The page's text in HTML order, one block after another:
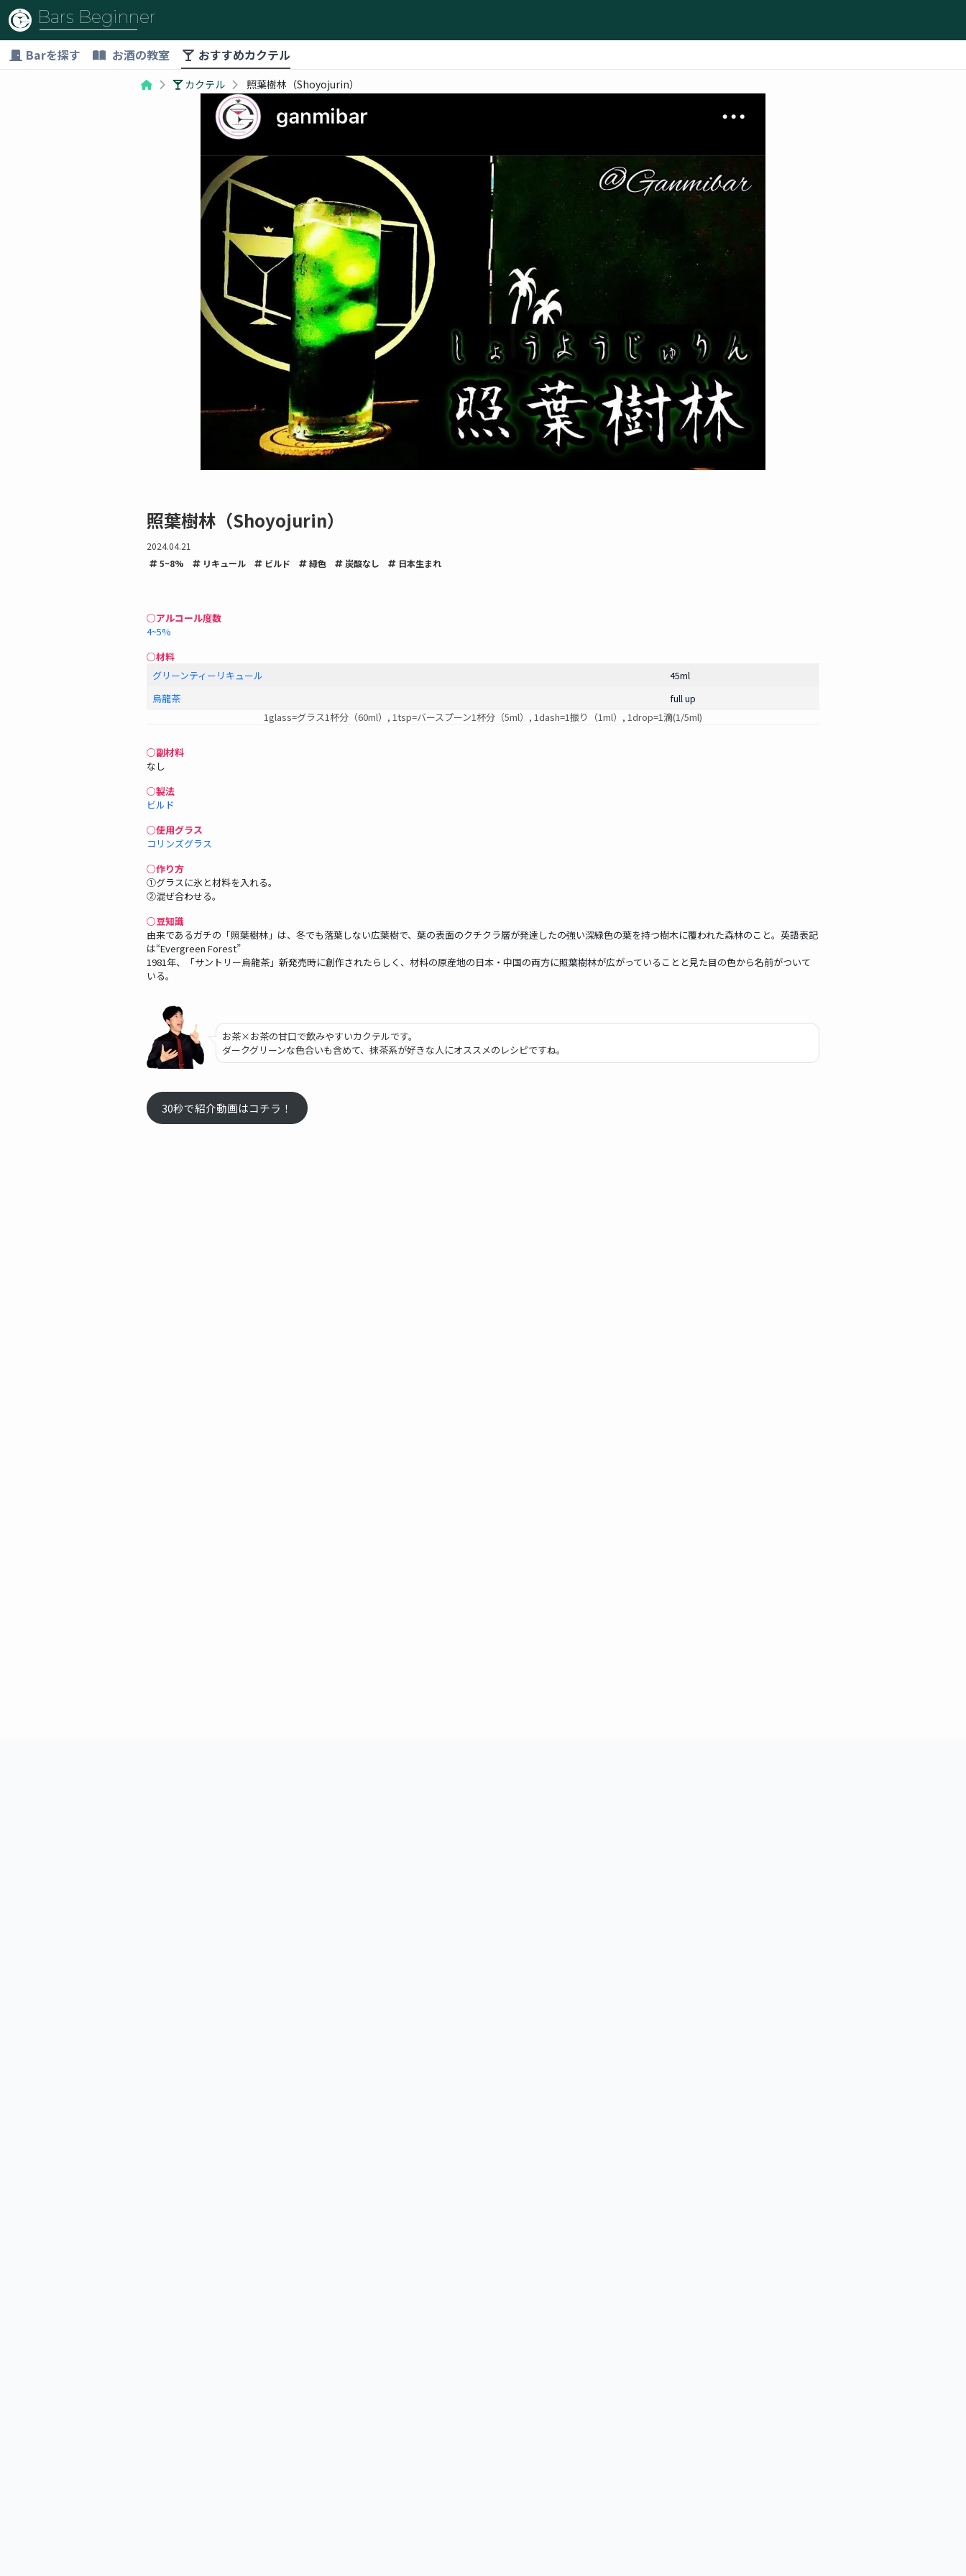
Bars Beginner
Barを探す お酒の教室 おすすめカクテル
カクテル 照葉樹林（Shoyojurin）
照葉樹林（Shoyojurin）
2024.04.21
5~8%
リキュール ビルド 緑色 炭酸なし 日本生まれ
○アルコール度数
4~5%
○材料
グリーンティーリキュール
45ml
烏龍茶
full up
1glass=グラス1杯分（60ml）, 1tsp=バースプーン1杯分（5ml）, 1dash=1振り（1ml）, 1drop=1滴(1/5ml)
○副材料
なし
○製法
ビルド
○使用グラス
コリンズグラス
○作り方
①グラスに氷と材料を入れる。
②混ぜ合わせる。
○豆知識
由来であるガチの「照葉樹林」は、冬でも落葉しない広葉樹で、葉の表面のクチクラ層が発達したの強い深緑色の葉を持つ樹木に覆われた森林のこと。英語表記
は“Evergreen Forest”
1981年、「サントリー烏龍茶」新発売時に創作されたらしく、材料の原産地の日本・中国の両方に照葉樹林が広がっていることと見た目の色から名前がついて
いる。
お茶×お茶の甘口で飲みやすいカクテルです。
ダークグリーンな色合いも含めて、抹茶系が好きな人にオススメのレシピですね。
30秒で紹介動画はコチラ！